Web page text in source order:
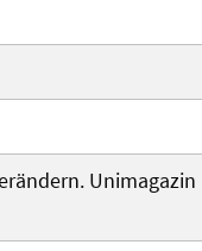
Unimagazin